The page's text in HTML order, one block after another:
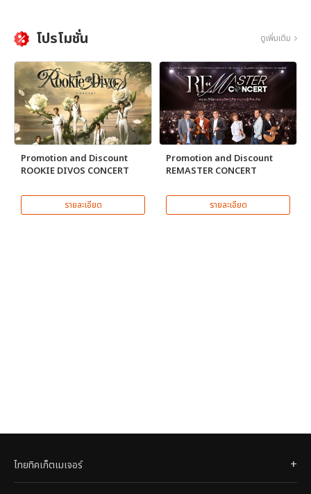
โปรโมชั่น ดูเพิ่มเติม
Promotion and Discount
ROOKIE DIVOS CONCERT
รายละเอียด
Promotion and Discount
REMASTER CONCERT
รายละเอียด
ไทยทิคเก็ตเมเจอร์